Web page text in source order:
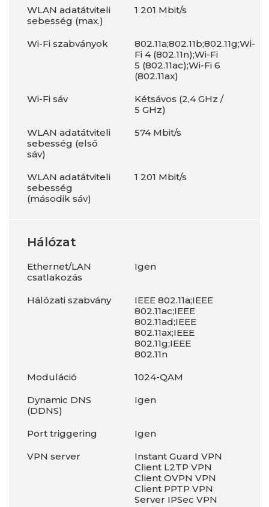
WLAN adatátviteli
sebesség (max.)
1 201 Mbit/s
Wi-Fi szabványok
802.11a;802.11b;802.11g;Wi-
Fi 4 (802.11n);Wi-Fi
5 (802.11ac);Wi-Fi 6
(802.11ax)
Wi-Fi sáv
Kétsávos (2,4 GHz /
5 GHz)
WLAN adatátviteli
sebesség (első
sáv)
574 Mbit/s
WLAN adatátviteli
sebesség
(második sáv)
1 201 Mbit/s
Hálózat
Ethernet/LAN
csatlakozás
Igen
Hálózati szabvány
IEEE 802.11a;IEEE
802.11ac;IEEE
802.11ad;IEEE
802.11ax;IEEE
802.11g;IEEE
802.11n
Moduláció
1024-QAM
Dynamic DNS
(DDNS)
Igen
Port triggering
Igen
VPN server
Instant Guard VPN
Client L2TP VPN
Client OVPN VPN
Client PPTP VPN
Server IPSec VPN